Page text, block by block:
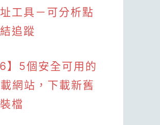
工具－可分析點
追蹤
】5個安全可用的
網站，下載新舊
檔